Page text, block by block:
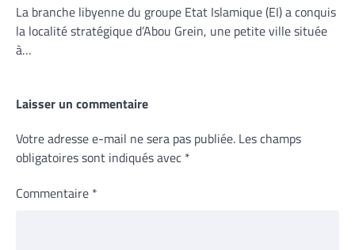
La branche libyenne du groupe Etat Islamique (EI) a conquis
la localité stratégique d’Abou Grein, une petite ville située
à…
Laisser un commentaire
Votre adresse e-mail ne sera pas publiée. Les champs
obligatoires sont indiqués avec *
Commentaire *